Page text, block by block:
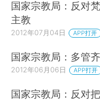
国家宗教局：反对
主教
2012年07月04日 APP打开
国家宗教局：多管
2012年06月06日 APP打开
国家宗教局：反对